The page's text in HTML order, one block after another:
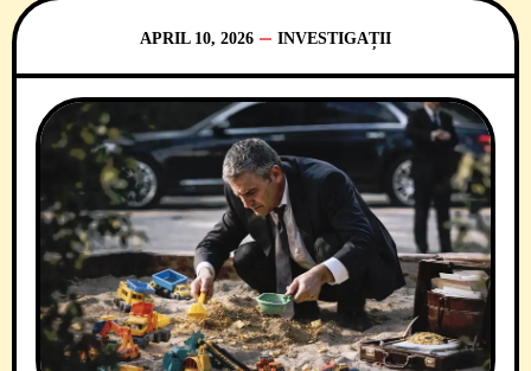
APRIL 10, 2026 INVESTIGAȚII